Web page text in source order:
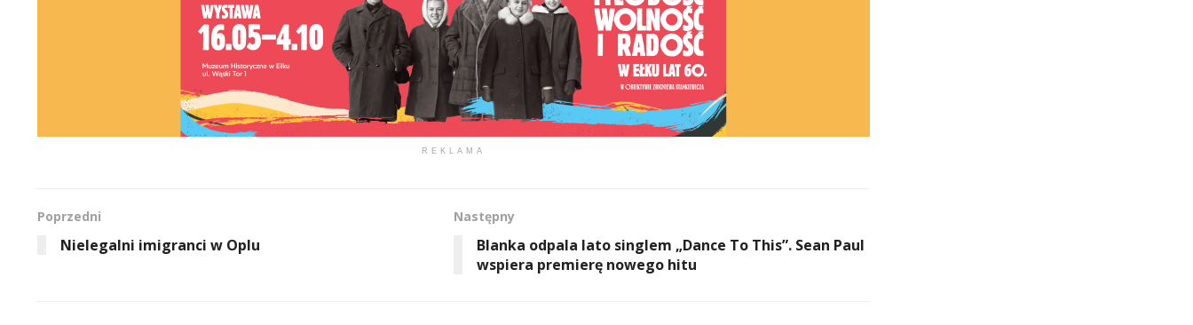
REKLAMA
Poprzedni
Nielegalni imigranci w Oplu
Następny
Blanka odpala lato singlem „Dance To This”. Sean Paul
wspiera premierę nowego hitu